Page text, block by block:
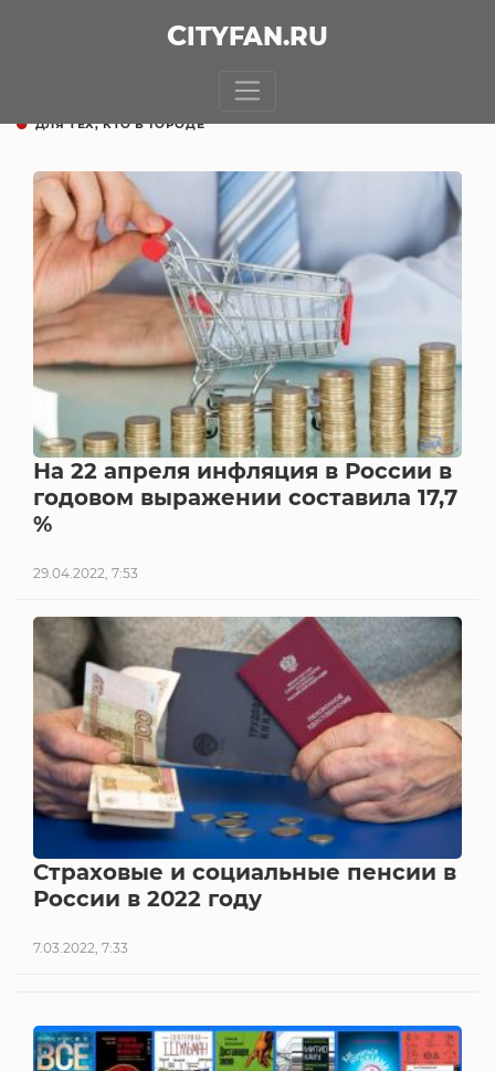
CITYFAN.RU
ДЛЯ ТЕХ, КТО В ГОРОДЕ
На 22 апреля инфляция в России в
годовом выражении составила 17,7
%
29.04.2022, 7:53
Страховые и социальные пенсии в
России в 2022 году
7.03.2022, 7:33